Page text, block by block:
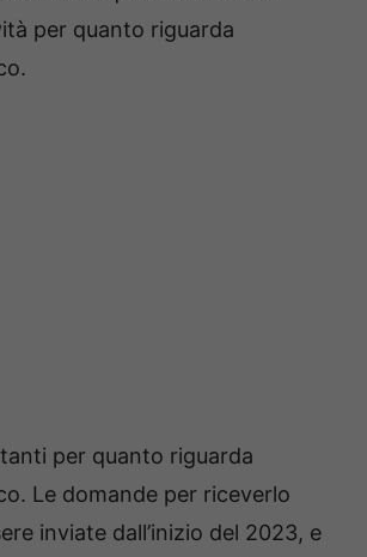
per quanto riguarda
per quanto riguarda
Le domande per riceverlo
inviate dall’inizio del 2023, e